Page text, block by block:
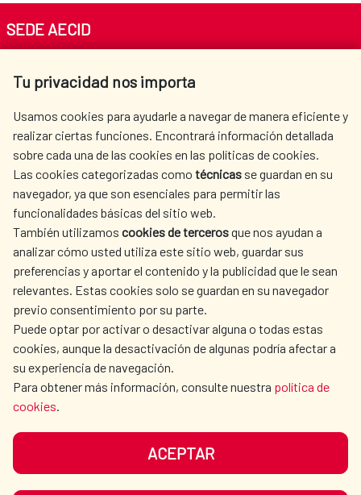
Tu privacidad nos importa
Usamos cookies para ayudarle a navegar de manera eficiente y
realizar ciertas funciones. Encontrará información detallada
sobre cada una de las cookies en las políticas de cookies.
Las cookies categorizadas como técnicas se guardan en su
navegador, ya que son esenciales para permitir las
funcionalidades básicas del sitio web.
También utilizamos cookies de tercerosque nos ayudan a
analizar cómo usted utiliza este sitio web, guardar sus
preferencias y aportar el contenido y la publicidad que le sean
relevantes. Estas cookies solo se guardan en su navegador
previo consentimiento por su parte.
Puede optar por activar o desactivar alguna o todas estas
cookies, aunque la desactivación de algunas podría afectar a
su experiencia de navegación.
Para obtener más información, consulte nuestra política de
cookies.
ACEPTAR
SEDE AECID
Tel. +34 900 20 30 54​​​​​​​
AECID
OÙ NOUS COOPÉRONS
L'ACTION HUMANITAIRE
ESPAGNOLE
SALLE DE PRESSE
CULTURE ET SCIENCE BIBLIOTHÈQUE
NOS RÉSEAUX SOCIAUX
PROTECTION DES DONNÉES